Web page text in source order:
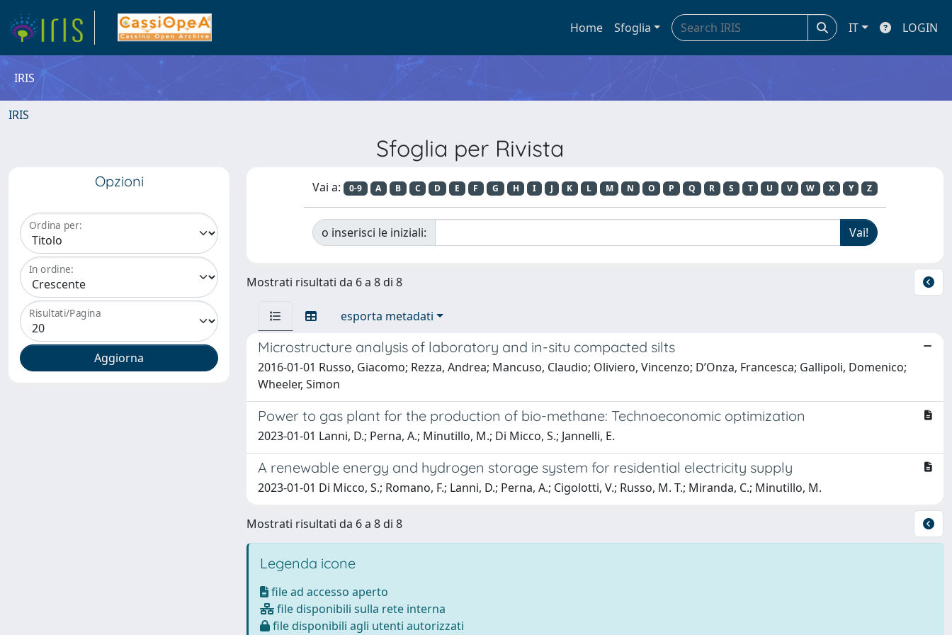
Home Sfoglia IT LOGIN
IRIS
IRIS
Sfoglia per Rivista
Opzioni
Ordina per:
In ordine:
Risultati/Pagina
Vai a: 0-9 A B C D E F G H I J K L M N O P Q R S T U V W X Y Z
o inserisci le iniziali:
Mostrati risultati da 6 a 8 di 8
esporta metadati
Microstructure analysis of laboratory and in-situ compacted silts
2016-01-01 Russo, Giacomo; Rezza, Andrea; Mancuso, Claudio; Oliviero, Vincenzo; D’Onza, Francesca; Gallipoli, Domenico;
Wheeler, Simon
Power to gas plant for the production of bio-methane: Technoeconomic optimization
2023-01-01 Lanni, D.; Perna, A.; Minutillo, M.; Di Micco, S.; Jannelli, E.
A renewable energy and hydrogen storage system for residential electricity supply
2023-01-01 Di Micco, S.; Romano, F.; Lanni, D.; Perna, A.; Cigolotti, V.; Russo, M. T.; Miranda, C.; Minutillo, M.
Mostrati risultati da 6 a 8 di 8
Legenda icone
file ad accesso aperto
file disponibili sulla rete interna
file disponibili agli utenti autorizzati